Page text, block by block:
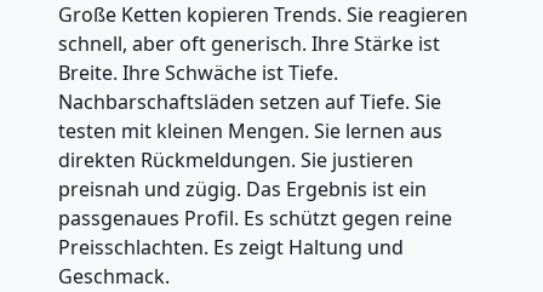
Große Ketten kopieren Trends. Sie reagieren
schnell, aber oft generisch. Ihre Stärke ist
Breite. Ihre Schwäche ist Tiefe.
Nachbarschaftsläden setzen auf Tiefe. Sie
testen mit kleinen Mengen. Sie lernen aus
direkten Rückmeldungen. Sie justieren
preisnah und zügig. Das Ergebnis ist ein
passgenaues Profil. Es schützt gegen reine
Preisschlachten. Es zeigt Haltung und
Geschmack.